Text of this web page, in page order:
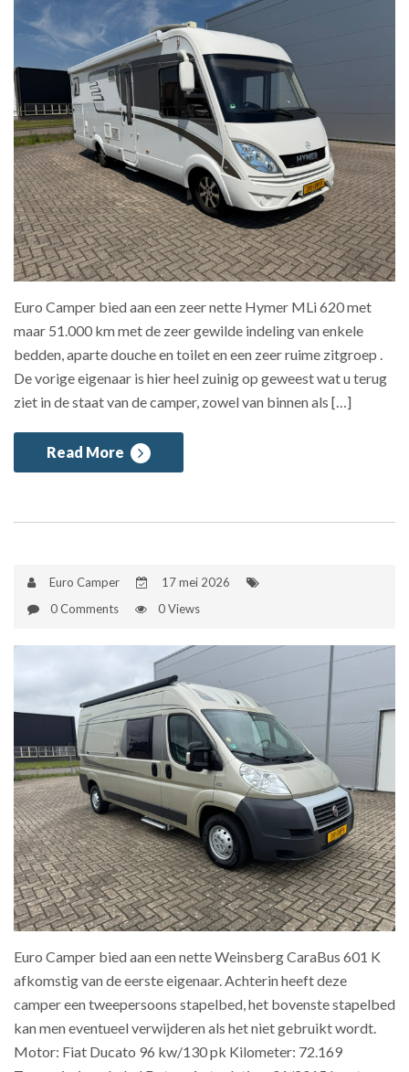
Euro Camper bied aan een zeer nette Hymer MLi 620 met
maar 51.000 km met de zeer gewilde indeling van enkele
bedden, aparte douche en toilet en een zeer ruime zitgroep .
De vorige eigenaar is hier heel zuinig op geweest wat u terug
ziet in de staat van de camper, zowel van binnen als […]
Read More
Euro Camper
17 mei 2026
0 Comments
0 Views
Euro Camper bied aan een nette Weinsberg CaraBus 601 K
afkomstig van de eerste eigenaar. Achterin heeft deze
camper een tweepersoons stapelbed, het bovenste stapelbed
kan men eventueel verwijderen als het niet gebruikt wordt.
Motor: Fiat Ducato 96 kw/130 pk Kilometer: 72.169